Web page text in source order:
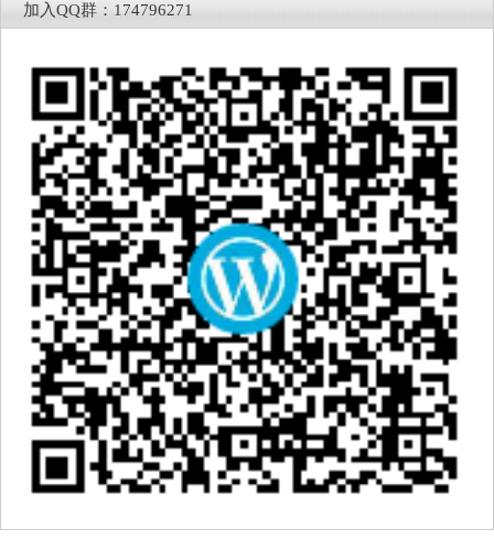
加入QQ群：174796271